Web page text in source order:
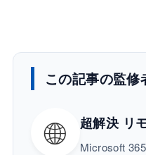
この記事の監修
🌐 超解決 リ
Microsoft